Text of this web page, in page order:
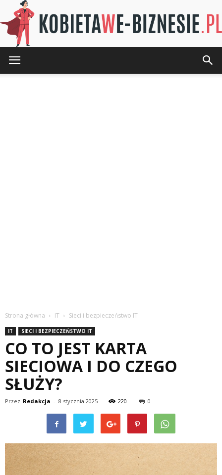
Strona główna IT Sieci i bezpieczeństwo IT
IT SIECI I BEZPIECZEŃSTWO IT
CO TO JEST KARTA
SIECIOWA I DO CZEGO
SŁUŻY?
Przez Redakcja - 8 stycznia 2025 220 0